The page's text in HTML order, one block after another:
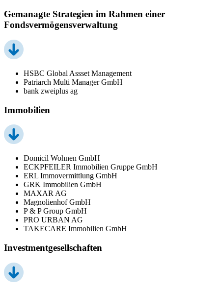
Gemanagte Strategien im Rahmen einer
Fondsvermögensverwaltung
HSBC Global Assset Management
Patriarch Multi Manager GmbH
bank zweiplus ag
Immobilien
Domicil Wohnen GmbH
ECKPFEILER Immobilien Gruppe GmbH
ERL Immovermittlung GmbH
GRK Immobilien GmbH
MAXAR AG
Magnolienhof GmbH
P & P Group GmbH
PRO URBAN AG
TAKECARE Immobilien GmbH
Investmentgesellschaften